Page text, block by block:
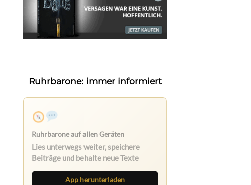
Ruhrbarone: immer informiert
Ruhrbarone auf allen Geräten
Lies unterwegs weiter, speichere
Beiträge und behalte neue Texte
App herunterladen